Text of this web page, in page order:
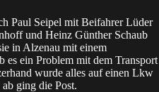
Paul Seipel mit Beifahrer Lüder
und Heinz Günther Schaub
in Alzenau mit einem
es ein Problem mit dem Transport
wurde alles auf einen Lkw
ging die Post.